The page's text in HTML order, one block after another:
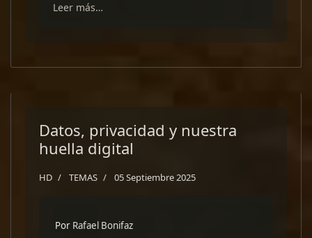
Leer más…
Datos, privacidad y nuestra
huella digital
HD TEMAS 05 Septiembre 2025
Por Rafael Bonifaz